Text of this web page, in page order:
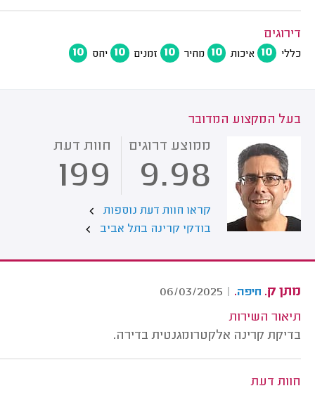
דירוגים
כללי 10 איכות 10 מחיר 10 זמנים 10 יחס 10
בעל המקצוע המדובר
ממוצע דרוגים
9.98
חוות דעת
199
קראו חוות דעת נוספות
בודקי קרינה בתל אביב
מתן ק. חיפה.
|
06/03/2025
תיאור השירות
בדיקת קרינה אלקטרומגנטית בדירה.
חוות דעת